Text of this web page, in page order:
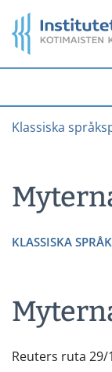
till
innehåll
Startsida
Klassiska
KLASSISKA
Reuters ruta 29/